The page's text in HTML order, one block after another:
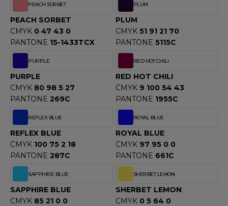
PEACH SORBET
PEACH SORBET
CMYK 0 47 43 0
PANTONE 15-1433TCX
PLUM
PLUM
CMYK 51 91 21 70
PANTONE 5115C
PURPLE
PURPLE
CMYK 80 98 5 27
PANTONE 269C
RED HOT CHILI
RED HOT CHILI
CMYK 9 100 54 43
PANTONE 1955C
REFLEX BLUE
REFLEX BLUE
CMYK 100 75 2 18
PANTONE 287C
ROYAL BLUE
ROYAL BLUE
CMYK 97 95 0 0
PANTONE 661C
SAPPHIRE BLUE
SAPPHIRE BLUE
CMYK 85 21 0 0
SHERBET LEMON
SHERBET LEMON
CMYK 0 5 64 0